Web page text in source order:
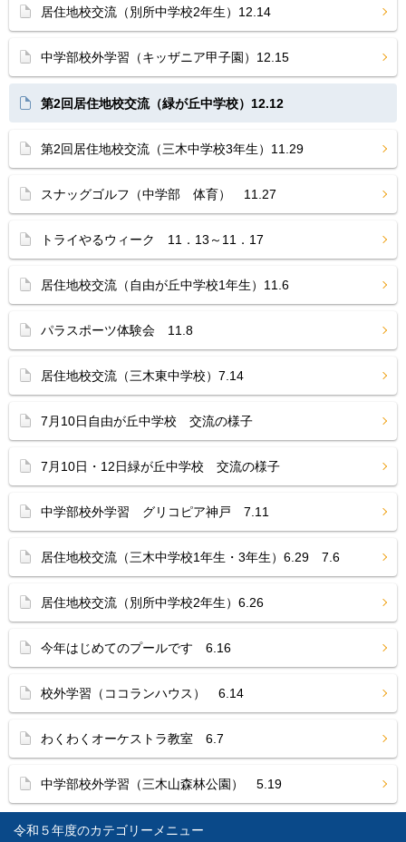
令和５年度
居住地校交流（別所中学校2年生）12.14
中学部校外学習（キッザニア甲子園）12.15
第2回居住地校交流（緑が丘中学校）12.12
第2回居住地校交流（三木中学校3年生）11.29
スナッグゴルフ（中学部 体育） 11.27
トライやるウィーク 11．13～11．17
居住地校交流（自由が丘中学校1年生）11.6
パラスポーツ体験会 11.8
居住地校交流（三木東中学校）7.14
7月10日自由が丘中学校 交流の様子
7月10日・12日緑が丘中学校 交流の様子
中学部校外学習 グリコピア神戸 7.11
居住地校交流（三木中学校1年生・3年生）6.29 7.6
居住地校交流（別所中学校2年生）6.26
今年はじめてのプールです 6.16
校外学習（ココランハウス） 6.14
わくわくオーケストラ教室 6.7
中学部校外学習（三木山森林公園） 5.19